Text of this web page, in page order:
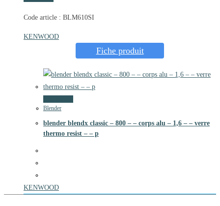
Code article : BLM610SI
KENWOOD
Fiche produit
Blender
blender blendx classic – 800 – – corps alu – 1,6 – – verre
thermo resist – – p
KENWOOD